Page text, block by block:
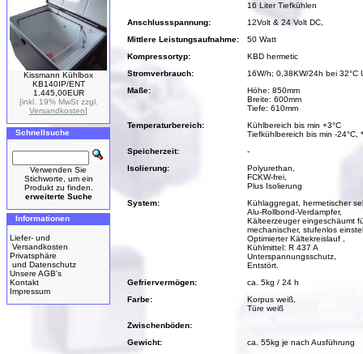
Kissmann Kühlbox
KB140IP/ENT
1.445,00EUR
[inkl. 19% MwSt zzgl.
Versandkosten]
Schnellsuche
Verwenden Sie
Stichworte, um ein
Produkt zu finden.
erweiterte Suche
Informationen
Liefer- und
Versandkosten
Privatsphäre
und Datenschutz
Unsere AGB's
Kontakt
Impressum
16 Liter Tiefkühlen
Anschlussspannung:
12Volt & 24 Volt DC,
Mittlere Leistungsaufnahme:
50 Watt
Kompressortyp:
KBD hermetic
Stromverbrauch:
16W/h; 0,38KW/24h bei 32°C
Maße:
Höhe: 850mm
Breite: 600mm
Tiefe: 610mm
Temperaturbereich:
Kühlbereich bis min +3°C
Tiefkühlbereich bis min -24°C,
Speicherzeit:
-
Isolierung:
Polyurethan,
FCKW-frei,
Plus Isolierung
System:
Kühlaggregat, hermetischer
Alu-Rollbond-Verdampfer,
Kälteerzeuger eingeschäumt
mechanischer, stufenlos
Optimierter Kältekreislauf ,
Kühlmittel: R 437 A
Unterspannungsschutz,
Entstört.
Gefriervermögen:
ca. 5kg / 24 h
Farbe:
Korpus weiß,
Türe weiß
Zwischenböden:
Gewicht:
ca. 55kg je nach Ausführung